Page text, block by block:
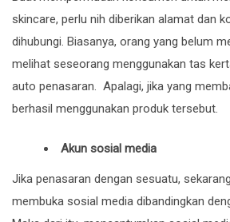
skincare, perlu nih diberikan alamat dan
dihubungi. Biasanya, orang yang belum
melihat seseorang menggunakan tas
auto penasaran. Apalagi, jika yang
berhasil menggunakan produk tersebut.
Akun sosial media
Jika penasaran dengan sesuatu,
membuka sosial media dibandingkan